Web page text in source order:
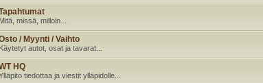
Mitä, missä, milloin...
/ Myynti / Vaihto
Käytetyt autot, osat ja tavarat...
HQ
tiedottaa ja viestit ylläpidolle...